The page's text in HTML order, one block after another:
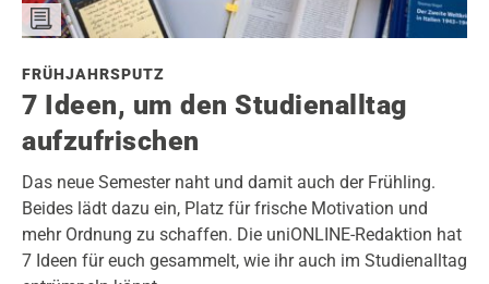
FRÜHJAHRSPUTZ
7 Ideen, um den Studienalltag
aufzufrischen
Das neue Semester naht und damit auch der Frühling.
Beides lädt dazu ein, Platz für frische Motivation und
mehr Ordnung zu schaffen. Die uniONLINE-Redaktion hat
7 Ideen für euch gesammelt, wie ihr auch im Studienalltag